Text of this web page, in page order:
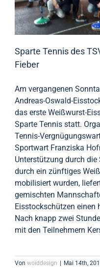
Sparte Tennis des
Fieber
Am vergangenen
Andreas-Oswald-
das erste Weißwurst-
Sparte Tennis statt.
Tennis-
Sportwart Franziska
Unterstützung durch
durch ein zünftiges
mobilisiert wurden,
gemischten
Eisstockschützen einen
Nach knapp zwei
mit den Teilnehmern
Von woiddesign Mai 14th,